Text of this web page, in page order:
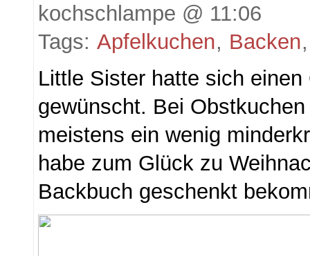
kochschlampe @ 11:06
Tags: Apfelkuchen, Backen
Little Sister hatte sich
gewünscht. Bei
meistens ein wenig
habe zum Glück zu
Backbuch geschenkt